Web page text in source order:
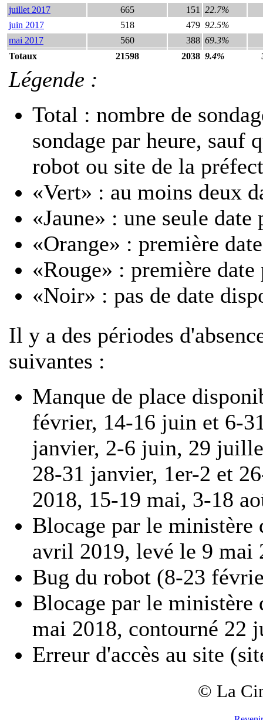
juillet 2017
665 151
22.7%
juin 2017
518 479 92.5%
mai 2017
560 388 69.3%
Totaux
21598 2038 9.4%
Légende :
Total : nombre de
sondage par heure, sauf
robot ou site de la
«Vert» : au moins deux
«Jaune» : une seule
«Orange» : première
«Rouge» : première
«Noir» : pas de date
Il y a des périodes
suivantes :
Manque de place
février, 14-16 juin et 6-
janvier, 2-6 juin, 29
28-31 janvier, 1er-2 et
2018, 15-19 mai, 3-18
Blocage par le
avril 2019, levé le 9 mai
Bug du robot (8-23
Blocage par le
mai 2018, contourné 22
Erreur d'accès au site
© La